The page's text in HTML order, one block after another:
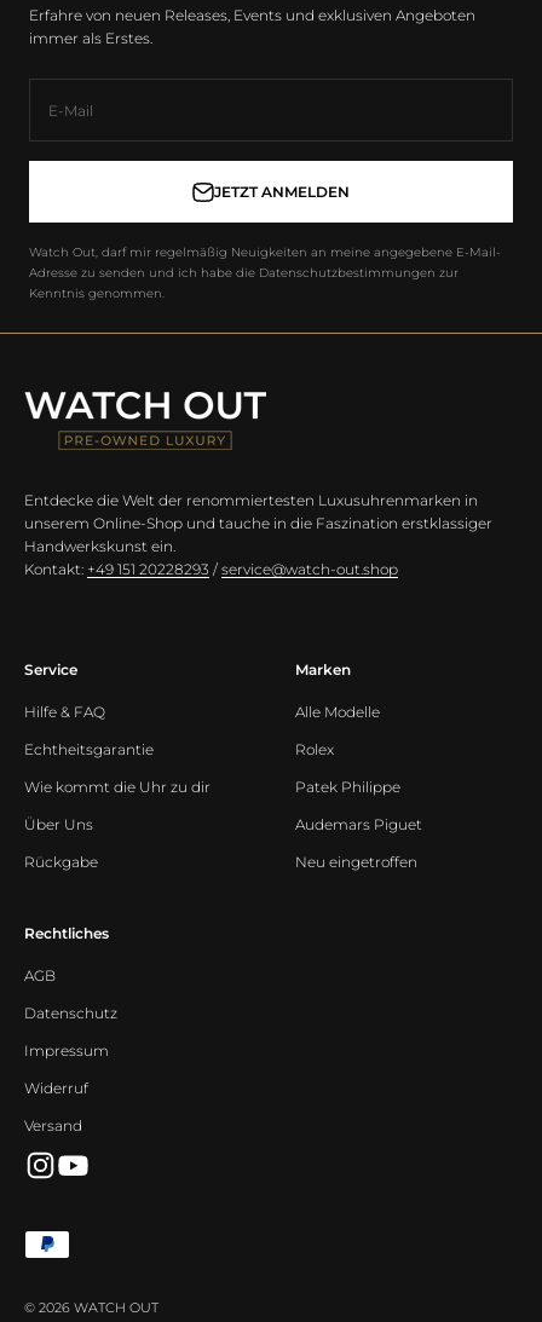
Erfahre von neuen Releases, Events und exklusiven Angeboten
immer als Erstes.
E-Mail
JETZT ANMELDEN
Watch Out, darf mir regelmäßig Neuigkeiten an meine angegebene E-Mail-
Adresse zu senden und ich habe die Datenschutzbestimmungen zur
Kenntnis genommen.
Entdecke die Welt der renommiertesten Luxusuhrenmarken in
unserem Online-Shop und tauche in die Faszination erstklassiger
Handwerkskunst ein.
Kontakt: +49 151 20228293 / service@watch-out.shop
Service
Hilfe & FAQ
Echtheitsgarantie
Wie kommt die Uhr zu dir
Über Uns
Rückgabe
Marken
Alle Modelle
Rolex
Patek Philippe
Audemars Piguet
Neu eingetroffen
Rechtliches
AGB
Datenschutz
Impressum
Widerruf
Versand
© 2026 WATCH OUT